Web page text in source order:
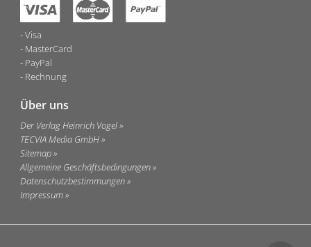
Visa
MasterCard
PayPal
Rechnung
Über uns
Der Verlag Heinrich Vogel
TECVIA Media GmbH
Sitemap
Allgemeine Geschäftsbedingungen
Datenschutzbestimmungen
Impressum